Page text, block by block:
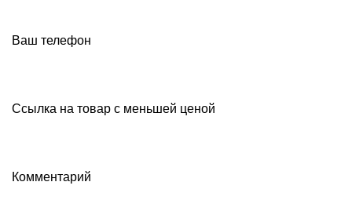
Ваш телефон
Ссылка на товар с меньшей ценой
Комментарий